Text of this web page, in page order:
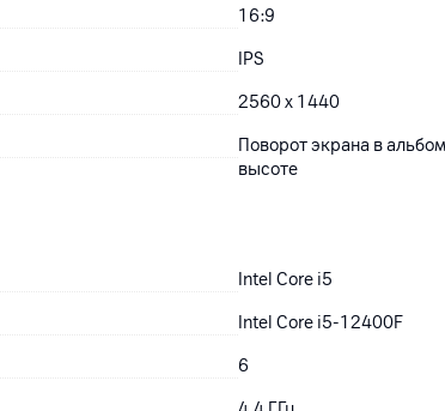
16:9
IPS
2560 x 1440
Поворот экрана в
высоте
Intel Core i5
Intel Core i5-12400F
6